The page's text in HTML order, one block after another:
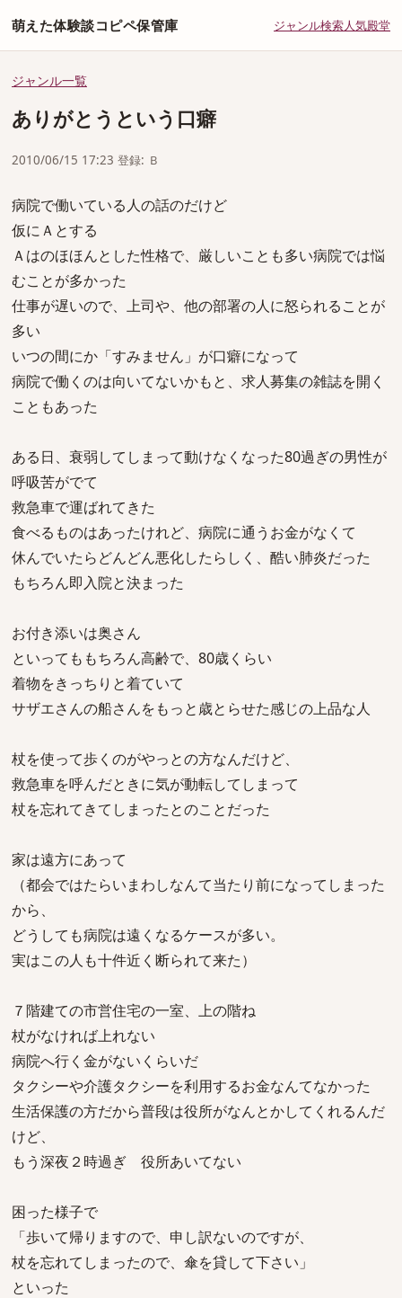
萌えた体験談コピペ保管庫 ジャンル検索人気殿堂
ジャンル一覧
ありがとうという口癖
2010/06/15 17:23 登録: Ｂ
病院で働いている人の話のだけど
仮にＡとする
Ａはのほほんとした性格で、厳しいことも多い病院では悩
むことが多かった
仕事が遅いので、上司や、他の部署の人に怒られることが
多い
いつの間にか「すみません」が口癖になって
病院で働くのは向いてないかもと、求人募集の雑誌を開く
こともあった
ある日、衰弱してしまって動けなくなった80過ぎの男性が
呼吸苦がでて
救急車で運ばれてきた
食べるものはあったけれど、病院に通うお金がなくて
休んでいたらどんどん悪化したらしく、酷い肺炎だった
もちろん即入院と決まった
お付き添いは奥さん
といってももちろん高齢で、80歳くらい
着物をきっちりと着ていて
サザエさんの船さんをもっと歳とらせた感じの上品な人
杖を使って歩くのがやっとの方なんだけど、
救急車を呼んだときに気が動転してしまって
杖を忘れてきてしまったとのことだった
家は遠方にあって
（都会ではたらいまわしなんて当たり前になってしまった
から、
どうしても病院は遠くなるケースが多い。
実はこの人も十件近く断られて来た）
７階建ての市営住宅の一室、上の階ね
杖がなければ上れない
病院へ行く金がないくらいだ
タクシーや介護タクシーを利用するお金なんてなかった
生活保護の方だから普段は役所がなんとかしてくれるんだ
けど、
もう深夜２時過ぎ 役所あいてない
困った様子で
「歩いて帰りますので、申し訳ないのですが、
杖を忘れてしまったので、傘を貸して下さい」
といった